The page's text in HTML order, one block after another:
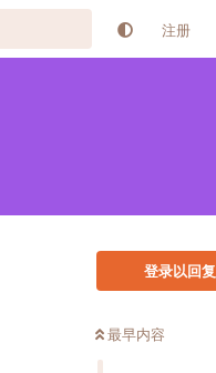
注册
登录以回复
最早内容